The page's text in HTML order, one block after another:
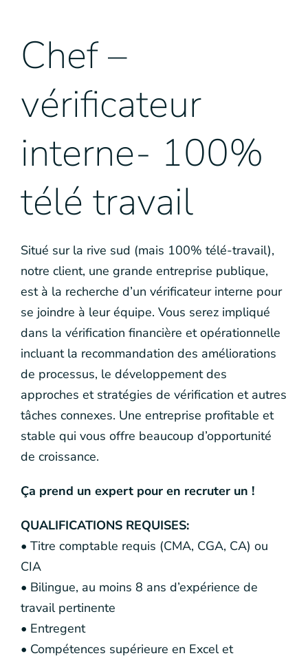
Chef –
vérificateur
interne- 100%
télé travail
Situé sur la rive sud (mais 100% télé-travail),
notre client, une grande entreprise publique,
est à la recherche d’un vérificateur interne pour
se joindre à leur équipe. Vous serez impliqué
dans la vérification financière et opérationnelle
incluant la recommandation des améliorations
de processus, le développement des
approches et stratégies de vérification et autres
tâches connexes. Une entreprise profitable et
stable qui vous offre beaucoup d’opportunité
de croissance.
Ça prend un expert pour en recruter un !
QUALIFICATIONS REQUISES:
• Titre comptable requis (CMA, CGA, CA) ou
CIA
• Bilingue, au moins 8 ans d’expérience de
travail pertinente
• Entregent
• Compétences supérieure en Excel et